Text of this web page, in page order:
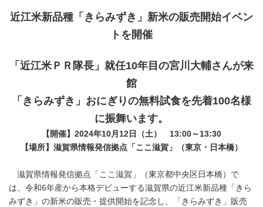
近江米新品種 「きらみずき」新米の販売開始イベン
トを開催
「近江米ＰＲ隊長」就任10年目の宮川大輔さんが来
館
「きらみずき」おにぎりの無料試食を先着100名様
に振舞います。
【開催】 2024年10月 12 日（土） 13:00 ～13:30
【場所】滋賀県情報発信拠点「ここ滋賀」（東京・日本橋）
滋賀県情報発信拠点「ここ滋賀」（東京都中央区日本橋）で
は、令和6年産から本格デビューする滋賀県の近江米新品種「きら
みずき」の新米の販売・提供開始を記念し、「きらみずき」販売